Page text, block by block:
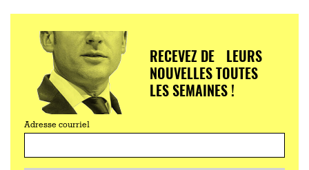
RECEVEZ DE LEURS
NOUVELLES TOUTES
LES SEMAINES !
Adresse courriel